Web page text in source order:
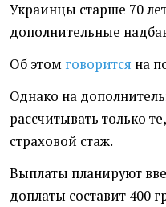
Украинцы старше 70
дополнительные
Об этом говорится на
Однако на
рассчитывать только
страховой стаж.
Выплаты планируют
доплаты составит 400